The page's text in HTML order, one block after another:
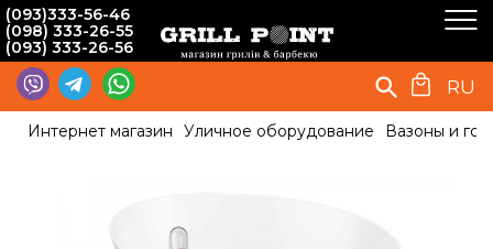
(093)333-56-46
(098) 333-26-55
(093) 333-26-56
RU
Интернет магазин Уличное оборудование Вазоны и